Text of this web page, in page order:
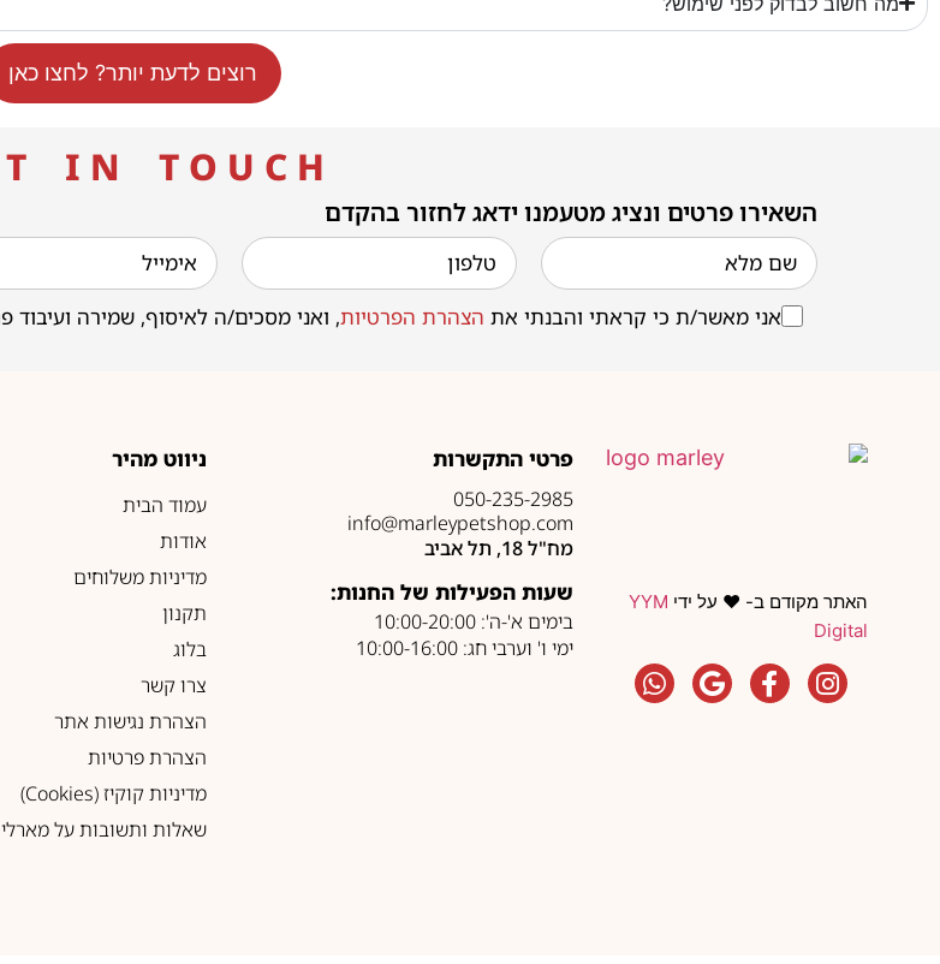
רוצים לדעת יותר? לחצו כאן
T I N T O U C H
השאירו פרטים ונציג מטעמנו ידאג לחזור בהקדם
אני מאשר/ת כי קראתי והבנתי את הצהרת הפרטיות, ואני מסכים/ה לאיסוף, שמירה
האתר מקודם ב- ❤️ על ידי YYM
Digital
פרטי התקשרות
050-235-2985
info@marleypetshop.com
מח"ל 18, תל אביב
שעות הפעילות של החנות:
בימים א'-ה': 10:00-20:00
ימי ו' וערבי חג: 10:00-16:00
ניווט מהיר
עמוד הבית
אודות
מדיניות משלוחים
תקנון
בלוג
צרו קשר
הצהרת נגישות אתר
הצהרת פרטיות
מדיניות קוקיז (Cookies)
שאלות ותשובות על מארלי